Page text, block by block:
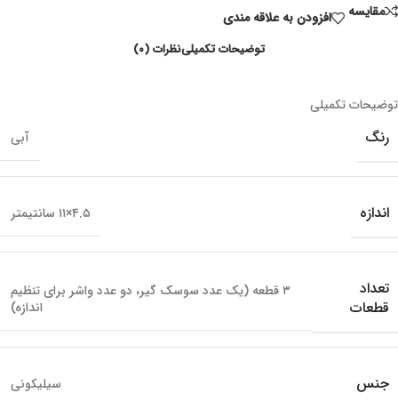
مقايسه افزودن به علاقه مندی
توضیحات تکمیلینظرات (۰)
توضیحات تکمیلی
رنگ آبی
اندازه ۴.۵×۱۱ سانتیمتر
تعداد
قطعات
۳ قطعه (یک عدد سوسک گیر، دو عدد واشر برای تنظیم
اندازه)
جنس سیلیکونی